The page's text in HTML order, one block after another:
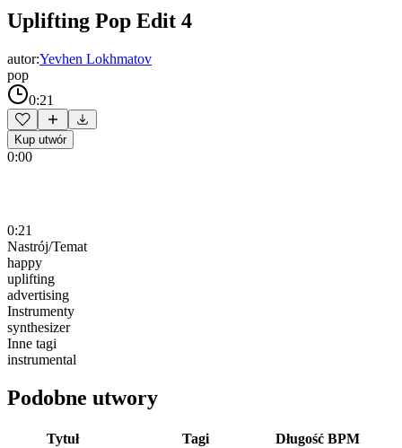
Uplifting Pop Edit 4
autor:Yevhen Lokhmatov
pop
0:21
Kup utwór
0:00
0:21
Nastrój/Temat
happy
uplifting
advertising
Instrumenty
synthesizer
Inne tagi
instrumental
Podobne utwory
Tytuł Tagi Długość BPM